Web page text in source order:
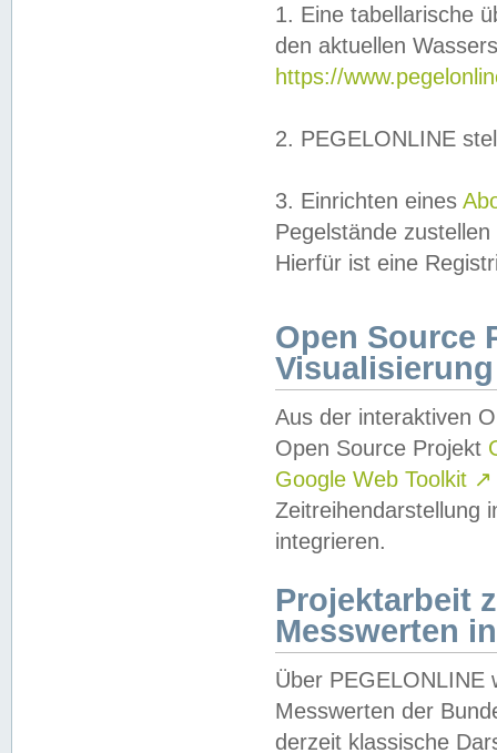
1. Eine tabellarische
den aktuellen
https://
2. PEGELONLINE
3. Einrichten eines
Pegelstände
Hierfür ist eine
Open Source
Visualisierung
Aus der interaktiven
Open Source Projekt
Google Web Toolkit ↗
Zeitreihendarstellung
integrieren.
Projektarbeit
Messwerten
Über PEGELONLINE
Messwerten der
derzeit klassische